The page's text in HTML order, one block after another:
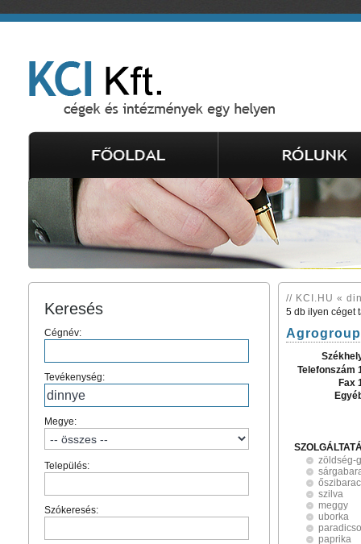
Keresés
Cégnév:
Tevékenység:
Megye:
Település:
Szókeresés:
// KCI.HU «
5 db ilyen céget
Telefonszám
Fax
zöldség-
szilva
meggy
uborka
paprika